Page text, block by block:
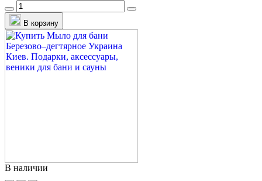
В корзину
В наличии